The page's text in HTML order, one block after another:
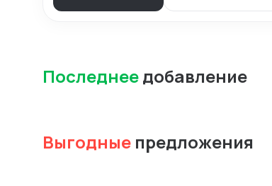
Последнеедобавление
Выгодные предложения